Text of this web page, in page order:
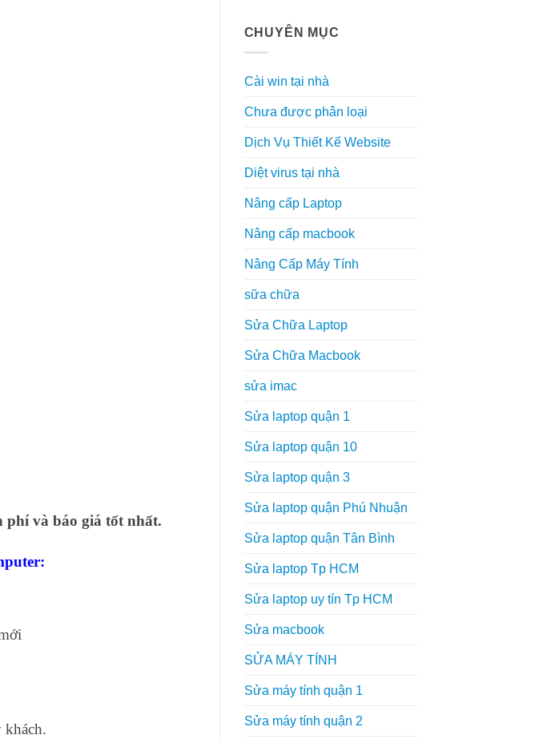
phí và báo giá tốt nhất.
khách.
CHUYÊN MỤC
Cài win tại nhà
Chưa được phân loại
Dịch Vụ Thiết Kế Website
Diệt virus tại nhà
Nâng cấp Laptop
Nâng cấp macbook
Nâng Cấp Máy Tính
sữa chữa
Sửa Chữa Laptop
Sửa Chữa Macbook
sửa imac
Sửa laptop quận 1
Sửa laptop quận 10
Sửa laptop quận 3
Sửa laptop quận Phú Nhuận
Sửa laptop quận Tân Bình
Sửa laptop Tp HCM
Sửa laptop uy tín Tp HCM
Sửa macbook
SỬA MÁY TÍNH
Sửa máy tính quận 1
Sửa máy tính quận 2